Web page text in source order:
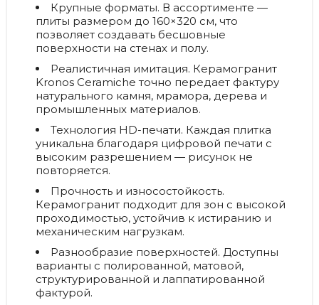
Крупные форматы. В ассортименте —
плиты размером до 160×320 см, что
позволяет создавать бесшовные
поверхности на стенах и полу.
Реалистичная имитация. Керамогранит
Kronos Ceramiche точно передает фактуру
натурального камня, мрамора, дерева и
промышленных материалов.
Технология HD-печати. Каждая плитка
уникальна благодаря цифровой печати с
высоким разрешением — рисунок не
повторяется.
Прочность и износостойкость.
Керамогранит подходит для зон с высокой
проходимостью, устойчив к истиранию и
механическим нагрузкам.
Разнообразие поверхностей. Доступны
варианты с полированной, матовой,
структурированной и лаппатированной
фактурой.